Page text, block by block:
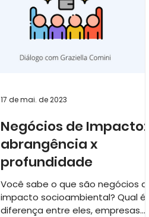
Negócios de Impacto:
abrangência x
profundidade
Você sabe o que são negócios de
impacto socioambiental? Qual é a
diferença entre eles, empresas
17 de mai. de 2023